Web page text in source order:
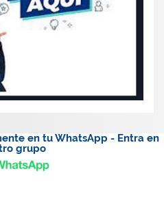
en tu WhatsApp - Entra en
grupo